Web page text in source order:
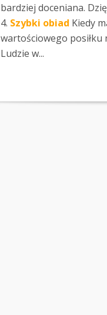
bardziej doceniana.
Szybki obiad Kiedy
wartościowego posiłku
Ludzie w...